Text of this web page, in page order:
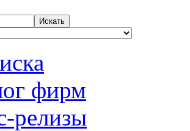
фирм
релизы